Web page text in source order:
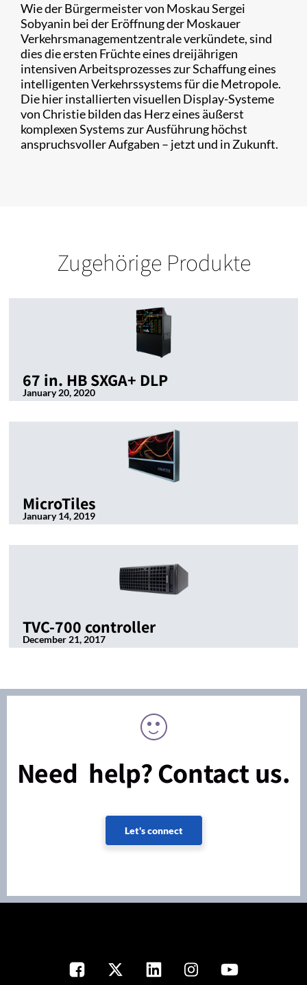
Wie der Bürgermeister von Moskau Sergei
Sobyanin bei der Eröffnung der Moskauer
Verkehrsmanagementzentrale verkündete, sind
dies die ersten Früchte eines dreijährigen
intensiven Arbeitsprozesses zur Schaffung eines
intelligenten Verkehrssystems für die Metropole.
Die hier installierten visuellen Display-Systeme
von Christie bilden das Herz eines äußerst
komplexen Systems zur Ausführung höchst
anspruchsvoller Aufgaben – jetzt und in Zukunft.
Zugehörige Produkte
67 in. HB SXGA+ DLP
January 20, 2020
MicroTiles
January 14, 2019
TVC-700 controller
December 21, 2017
Need help? Contact us.
Let's connect